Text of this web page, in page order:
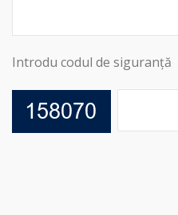
Introdu codul de siguranță